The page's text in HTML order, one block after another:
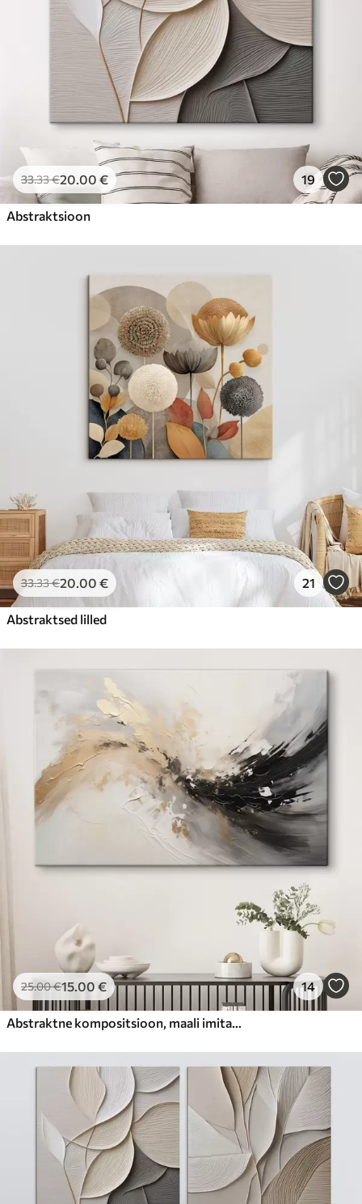
33.33€20.00 € 19
Abstraktsioon
33.33€20.00 € 21
Abstraktsed lilled
25.00€15.00 € 14
Abstraktne kompositsioon, maali imitatsioon